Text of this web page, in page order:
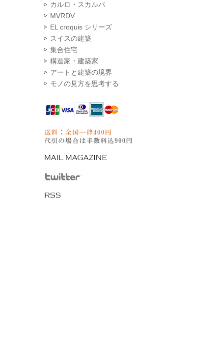
カルロ・スカルパ
MVRDV
EL croquis シリーズ
スイスの建築
集合住宅
構造家・建築家
アートと建築の境界
モノの見方を思考する